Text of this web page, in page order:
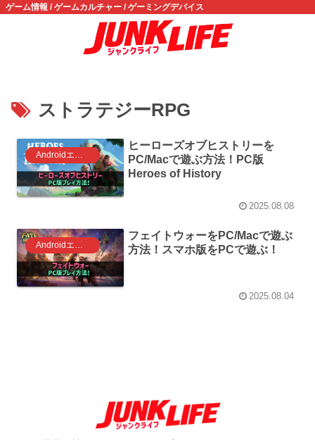
ゲーム情報 / ゲームカルチャー / ゲーミングデバイス
ストラテジーRPG
Androidエミュレータ ゲーム
ヒーローズオブヒストリーを
PC/Macで遊ぶ方法！PC版
Heroes of History
2025.08.08
フェイトウォーをPC/Macで遊ぶ
方法！スマホ版をPCで遊ぶ！
2025.08.04